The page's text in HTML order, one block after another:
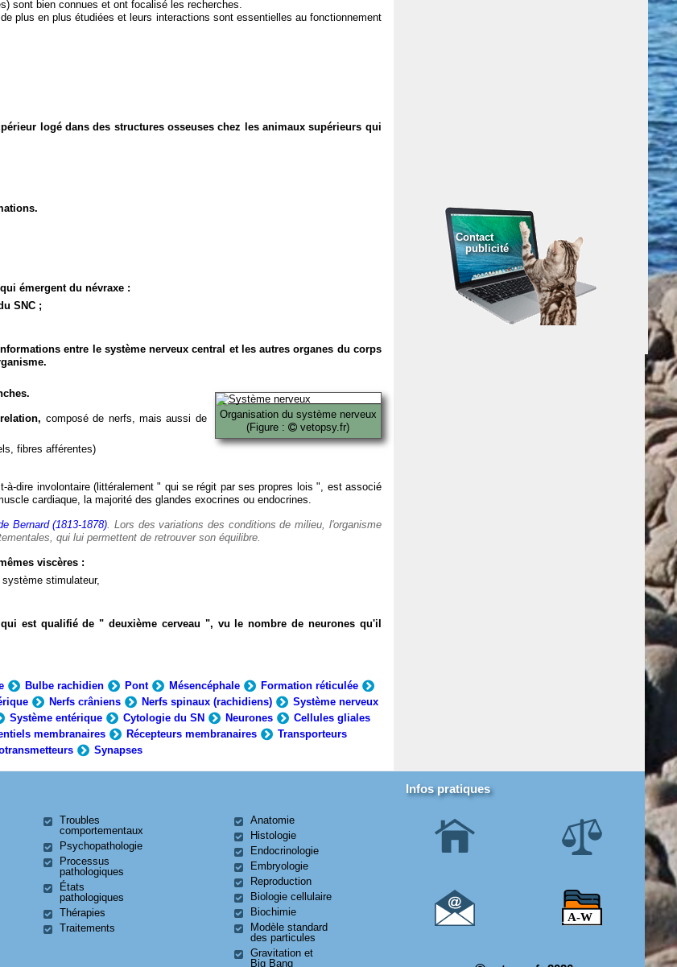
sont bien connues et ont focalisé les recherches.
plus en plus étudiées et leurs interactions sont essentielles au fonctionnement
logé dans des structures osseuses chez les animaux supérieurs qui
émergent du névraxe :
SNC ;
entre le système nerveux central et les autres organes du corps
Organisation du système nerveux
(Figure :
vetopsy.fr)
composé de nerfs, mais aussi de
fibres afférentes)
à-dire involontaire (littéralement " qui se régit par ses propres lois ", est associé
cardiaque, la majorité des glandes exocrines ou endocrines.
Bernard (1813-1878). Lors des variations des conditions de milieu, l'organisme
qui lui permettent de retrouver son équilibre.
viscères :
système stimulateur,
qui est qualifié de " deuxième cerveau ", vu le nombre de neurones qu'il
Bulbe rachidien Pont Mésencéphale
Formation réticulée
Nerfs crâniens Nerfs spinaux (rachidiens)
Système nerveux
Système entérique Cytologie du SN Neurones
Cellules gliales
membranaires Récepteurs membranaires
Transporteurs
Synapses
Contact
publicité
Troubles
comportementaux
Psychopathologie
Processus
pathologiques
États
pathologiques
Thérapies
Traitements
Anatomie
Histologie
Endocrinologie
Embryologie
Reproduction
Biologie cellulaire
Biochimie
Modèle standard
des particules
Gravitation et
Big Bang
Infos pratiques